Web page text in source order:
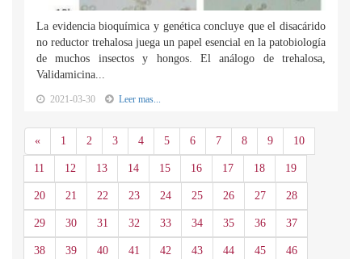
La evidencia bioquímica y genética concluye que el disacárido
no reductor trehalosa juega un papel esencial en la patobiología
de muchos insectos y hongos. El análogo de trehalosa,
Validamicina...
2021-03-30 Leer mas...
«Anterior
1 2 3 4 5 6 7 8 9 10
11 12 13 14 15 16 17 18 19
20 21 22 23 24 25 26 27 28
29 30 31 32 33 34 35 36 37
38 39 40 41 42 43 44 45 46